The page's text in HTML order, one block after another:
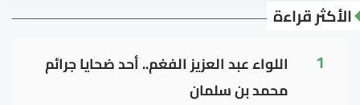
الأكثر قراءة
1
اللواء عبد العزيز الفغم.. أحد ضحايا جرائم
محمد بن سلمان